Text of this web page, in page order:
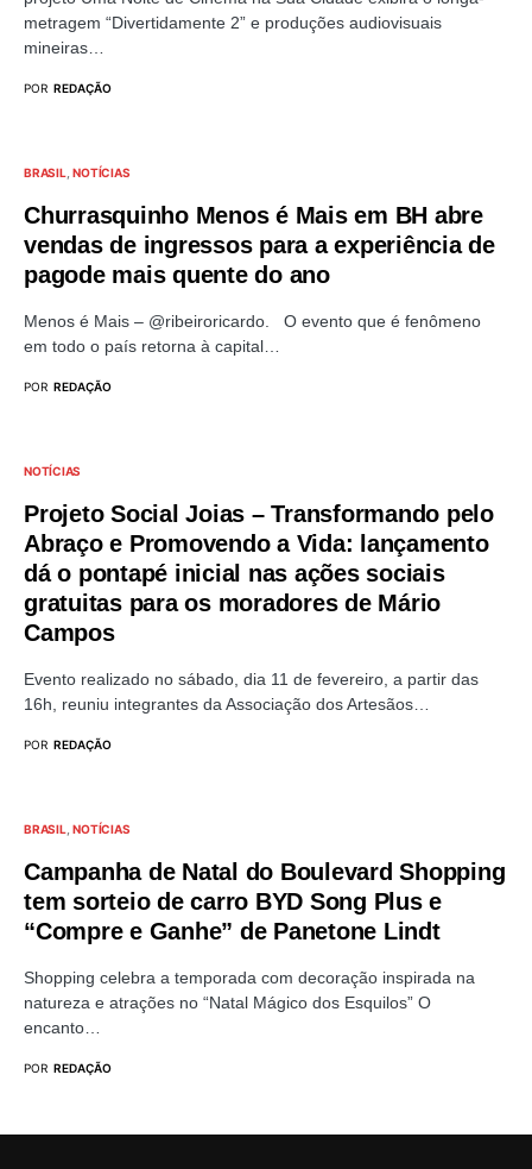
metragem “Divertidamente 2” e produções audiovisuais
mineiras…
POR REDAÇÃO
BRASIL NOTÍCIAS
Churrasquinho Menos é Mais em BH abre
vendas de ingressos para a experiência de
pagode mais quente do ano
Menos é Mais – @ribeiroricardo. O evento que é fenômeno
em todo o país retorna à capital…
POR REDAÇÃO
NOTÍCIAS
Projeto Social Joias – Transformando pelo
Abraço e Promovendo a Vida: lançamento
dá o pontapé inicial nas ações sociais
gratuitas para os moradores de Mário
Campos
Evento realizado no sábado, dia 11 de fevereiro, a partir das
16h, reuniu integrantes da Associação dos Artesãos…
POR REDAÇÃO
BRASIL NOTÍCIAS
Campanha de Natal do Boulevard Shopping
tem sorteio de carro BYD Song Plus e
“Compre e Ganhe” de Panetone Lindt
Shopping celebra a temporada com decoração inspirada na
natureza e atrações no “Natal Mágico dos Esquilos” O
encanto…
POR REDAÇÃO